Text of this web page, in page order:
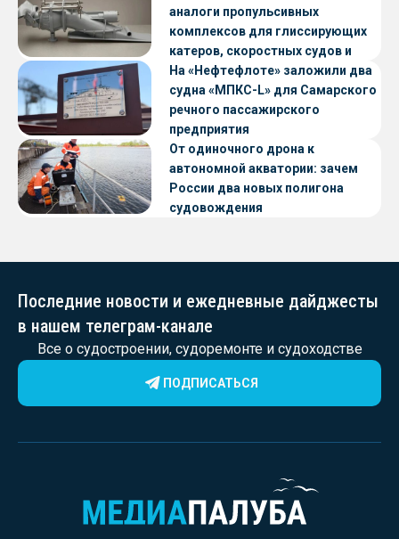
аналоги пропульсивных
комплексов для глиссирующих
катеров, скоростных судов и
судов с малой осадкой
На «Нефтефлоте» заложили два
судна «МПКС-L» для Самарского
речного пассажирского
предприятия
От одиночного дрона к
автономной акватории: зачем
России два новых полигона
судовождения
Последние новости и ежедневные дайджесты
в нашем телеграм-канале
Все о судостроении, судоремонте и судоходстве
ПОДПИСАТЬСЯ